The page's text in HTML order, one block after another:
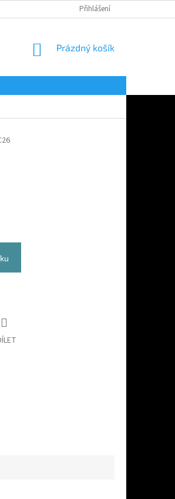
Přihlášení
NÁKUPNÍ
Prázdný košík